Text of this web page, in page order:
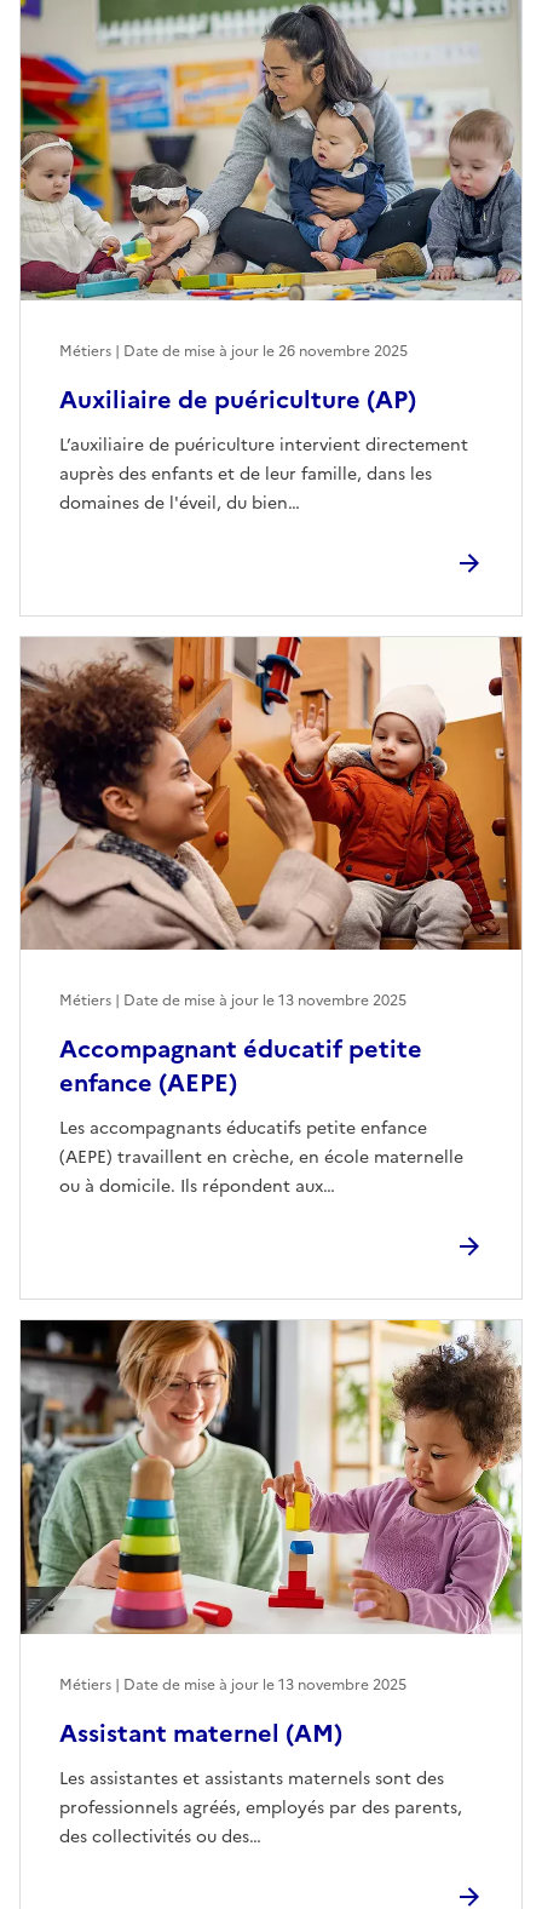
Auxiliaire de puériculture (AP)
L’auxiliaire de puériculture intervient directement
auprès des enfants et de leur famille, dans les
domaines de l'éveil, du bien…
Métiers | Date de mise à jour le26 novembre 2025
Accompagnant éducatif petite
enfance (AEPE)
Les accompagnants éducatifs petite enfance
(AEPE) travaillent en crèche, en école maternelle
ou à domicile. Ils répondent aux…
Métiers | Date de mise à jour le13 novembre 2025
Assistant maternel (AM)
Les assistantes et assistants maternels sont des
professionnels agréés, employés par des parents,
des collectivités ou des…
Métiers | Date de mise à jour le13 novembre 2025